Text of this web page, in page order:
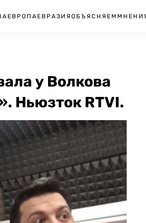
ЕВРОПА ЕВРАЗИЯ ОБЪЯСНЯЕМ
у Волкова
Ньюзток RTVI.